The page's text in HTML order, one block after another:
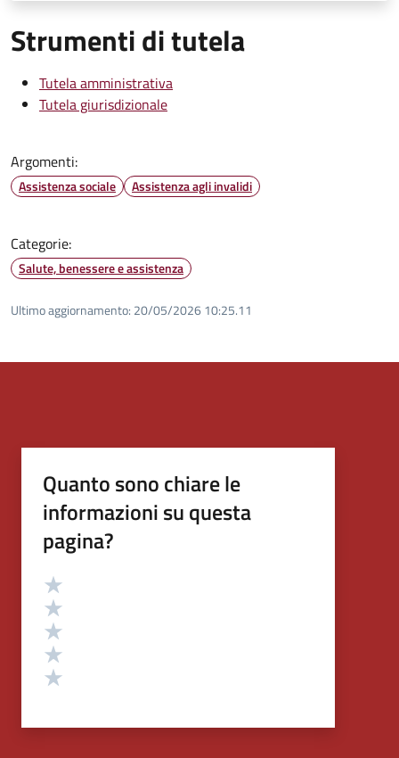
Strumenti di tutela
Tutela amministrativa
Tutela giurisdizionale
Argomenti:
Assistenza sociale Assistenza agli invalidi
Categorie:
Salute, benessere e assistenza
Ultimo aggiornamento: 20/05/2026 10:25.11
Quanto sono chiare le
informazioni su questa
pagina?
Valutazione